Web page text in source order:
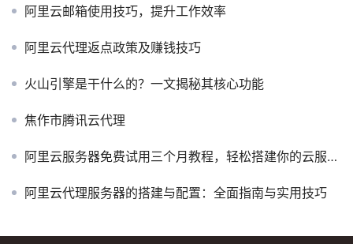
阿里云邮箱使用技巧，提升工作效率
阿里云代理返点政策及赚钱技巧
火山引擎是干什么的？一文揭秘其核心功能
焦作市腾讯云代理
阿里云服务器免费试用三个月教程，轻松搭建你的云服务器！
阿里云代理服务器的搭建与配置：全面指南与实用技巧